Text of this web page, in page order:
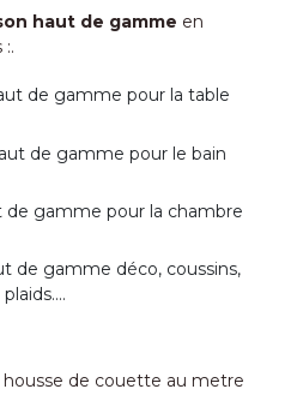
haut de gamme en
de gamme pour la table
de gamme pour le bain
de gamme pour la chambre
de gamme déco, coussins,
plaids....
housse de couette au metre